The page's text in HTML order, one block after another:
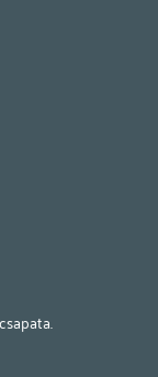
csapata.